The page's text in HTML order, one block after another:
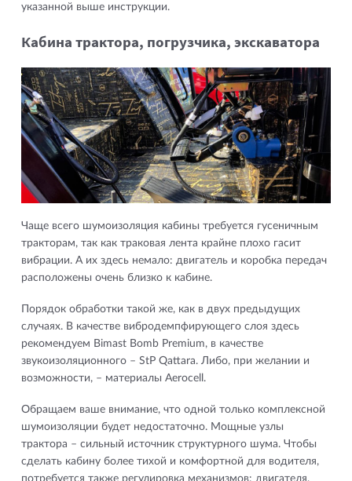
указанной выше инструкции.
Кабина трактора, погрузчика, экскаватора
Чаще всего шумоизоляция кабины требуется гусеничным
тракторам, так как траковая лента крайне плохо гасит
вибрации. А их здесь немало: двигатель и коробка передач
расположены очень близко к кабине.
Порядок обработки такой же, как в двух предыдущих
случаях. В качестве вибродемпфирующего слоя здесь
рекомендуем Bimast Bomb Premium, в качестве
звукоизоляционного – StP Qattara. Либо, при желании и
возможности, – материалы Aerocell.
Обращаем ваше внимание, что одной только комплексной
шумоизоляции будет недостаточно. Мощные узлы
трактора – сильный источник структурного шума. Чтобы
сделать кабину более тихой и комфортной для водителя,
потребуется также регулировка механизмов: двигателя,